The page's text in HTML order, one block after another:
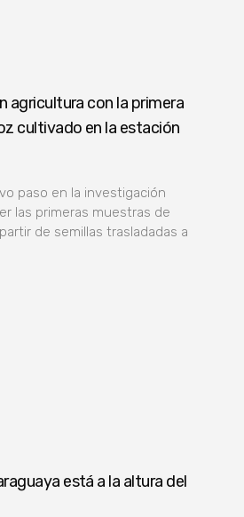
agricultura con la primera
cultivado en la estación
paso en la investigación
las primeras muestras de
de semillas trasladadas a
está a la altura del